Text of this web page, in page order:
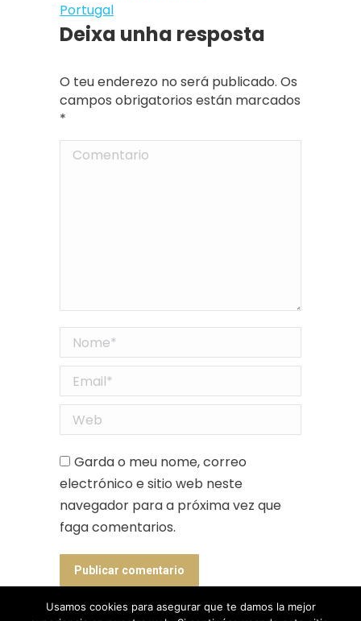
Portugal
Deixa unha resposta
O teu enderezo no será publicado. Os
campos obrigatorios están marcados
*
Comentario
Nome *
Email *
Web
Garda o meu nome, correo
electrónico e sitio web neste
navegador para a próxima vez que
faga comentarios.
Publicar comentario
Usamos cookies para asegurar que te damos la mejor